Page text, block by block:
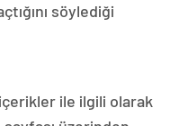
söylediği
ile ilgili olarak